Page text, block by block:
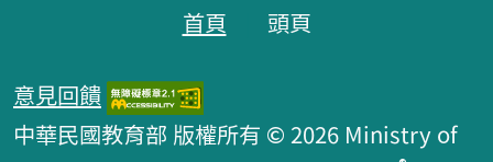
首頁 頭頁
意見回饋
中華民國教育部 版權所有 © 2026 Ministry of